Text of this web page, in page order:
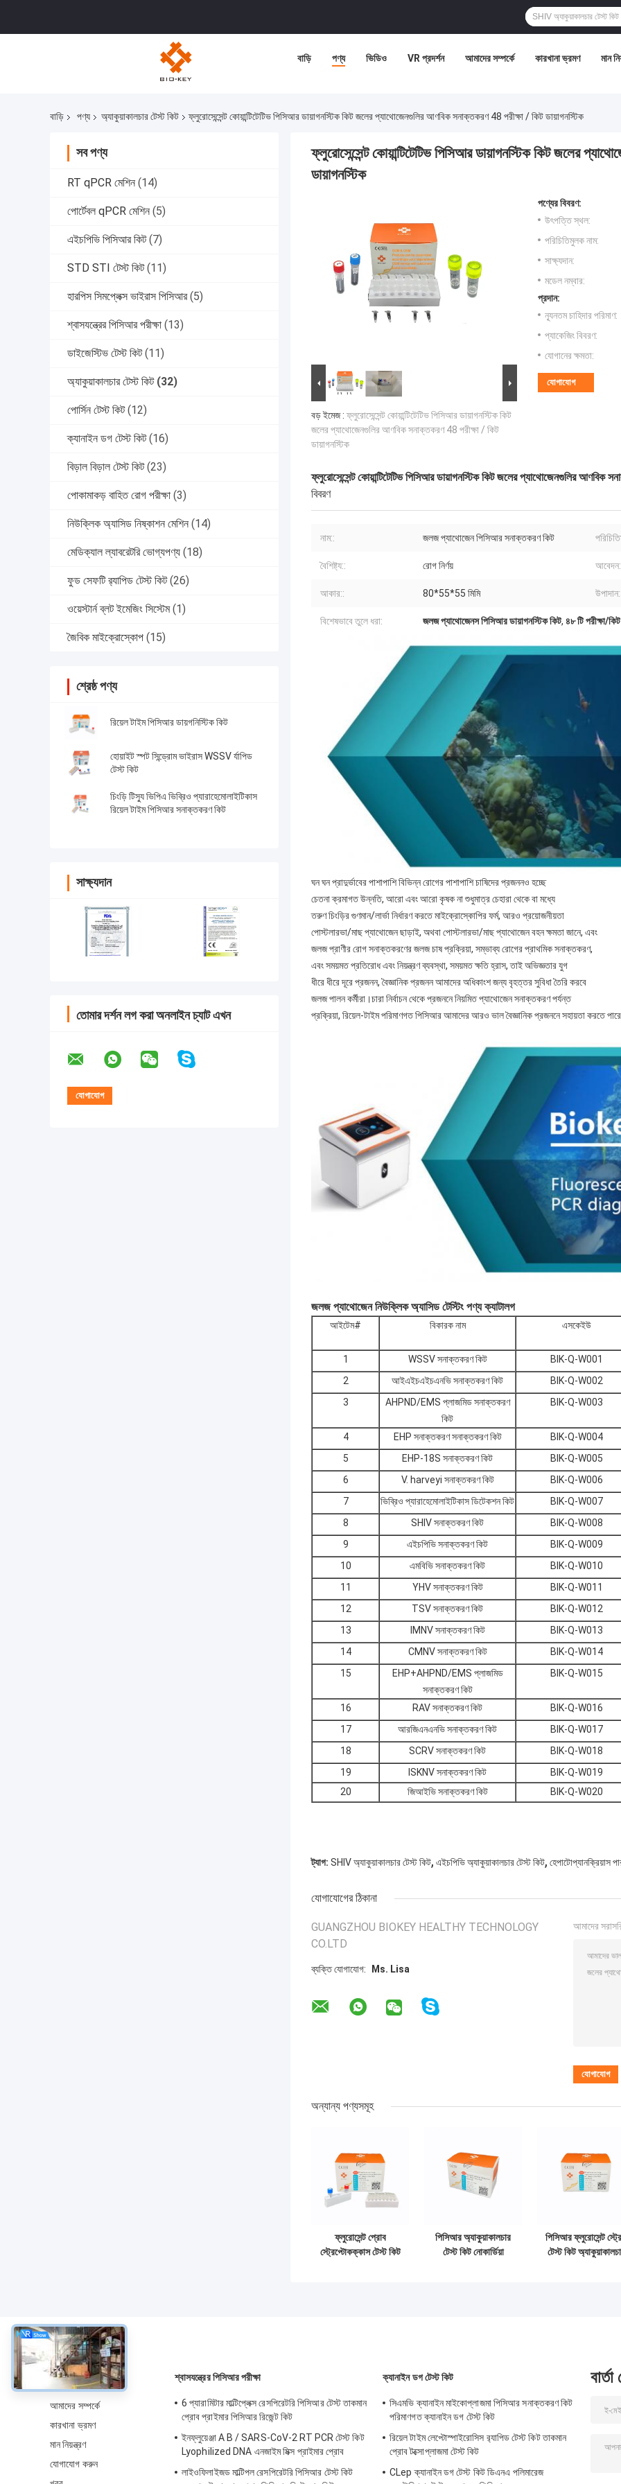
বাড়ি পণ্য ভিডিও VR প্রদর্শন আমাদের সম্পর্কে কারখানা ভ্রমণ মান
বাড়ি পণ্য অ্যাকুয়াকালচার টেস্ট কিট ফ্লুরোসেন্সেন্ট কোয়ান্টিটেটিভ পিসিআর ডায়াগনস্টিক কিট জলের প্যাথোজেনগুলির আণবিক সনাক্তকরণ 48 পরীক্ষা / কিট ডায়াগনস্টিক
সব পণ্য
RT qPCR মেশিন (14)
পোর্টেবল qPCR মেশিন (5)
এইচপিভি পিসিআর কিট (7)
STD STI টেস্ট কিট (11)
হারপিস সিমপ্লেক্স ভাইরাস পিসিআর (5)
শ্বাসযন্ত্রের পিসিআর পরীক্ষা (13)
ডাইজেস্টিভ টেস্ট কিট (11)
অ্যাকুয়াকালচার টেস্ট কিট (32)
পোর্সিন টেস্ট কিট (12)
ক্যানাইন ডগ টেস্ট কিট (16)
বিড়াল বিড়াল টেস্ট কিট (23)
পোকামাকড় বাহিত রোগ পরীক্ষা (3)
নিউক্লিক অ্যাসিড নিষ্কাশন মেশিন (14)
মেডিক্যাল ল্যাবরেটরি ভোগ্যপণ্য (18)
ফুড সেফটি র‍্যাপিড টেস্ট কিট (26)
ওয়েস্টার্ন ব্লট ইমেজিং সিস্টেম (1)
জৈবিক মাইক্রোস্কোপ (15)
শ্রেষ্ঠ পণ্য
রিয়েল টাইম পিসিআর ডায়গনিস্টিক কিট
হোয়াইট স্পট সিন্ড্রোম ভাইরাস WSSV র্যাপিড
টেস্ট কিট
চিংড়ি টিস্যু ভিপিএ ভিব্রিও প্যারাহেমোলাইটিকাস
রিয়েল টাইম পিসিআর সনাক্তকরণ কিট
সাক্ষ্যদান
তোমার দর্শন লগ করা অনলাইন চ্যাট এখন
ফ্লুরোসেন্সেন্ট কোয়ান্টিটেটিভ পিসিআর ডায়াগনস্টিক কিট জলের
ডায়াগনস্টিক
বড় ইমেজ :ফ্লুরোসেন্সেন্ট কোয়ান্টিটেটিভ পিসিআর ডায়াগনস্টিক কিট
জলের প্যাথোজেনগুলির আণবিক সনাক্তকরণ 48 পরীক্ষা / কিট
ডায়াগনস্টিক
পণ্যের বিবরণ:
উৎপত্তি স্থল:
পরিচিতিমুলক নাম:
সাক্ষ্যদান:
মডেল নম্বার:
প্রদান:
ন্যূনতম চাহিদার পরিমাণ:
প্যাকেজিং বিবরণ:
যোগানের ক্ষমতা:
যোগাযোগ
ফ্লুরোসেন্সেন্ট কোয়ান্টিটেটিভ পিসিআর ডায়াগনস্টিক কিট জলের প্যাথোজেনগুলির আণবিক
বিবরণ
নাম:: জলজ প্যাথোজেন পিসিআর সনাক্তকরণ কিট
বৈশিষ্ট্য:: রোগ নির্ণয়
আকার:: 80*55*55 মিমি
বিশেষভাবে তুলে ধরা: জলজ প্যাথোজেনস পিসিআর ডায়াগনস্টিক কিট, ৪৮ টি পরীক্ষা/
ঘন ঘন প্রাদুর্ভাবের পাশাপাশি বিভিন্ন রোগের পাশাপাশি চাষিদের প্রজননও হচ্ছে
চেতনা ক্রমাগত উন্নতি, আরো এবং আরো কৃষক না শুধুমাত্র চেহারা থেকে বা মধ্যে
তরুণ চিংড়ির গুণমান/লার্ভা নির্ধারণ করতে মাইক্রোস্কোপির ফর্ম, আরও প্রয়োজনীয়তা
পোস্টলারভা/মাছ প্যাথোজেন ছাড়াই, অথবা পোস্টলারভা/মাছ প্যাথোজেন বহন ক্ষমতা জানে, এবং
জলজ প্রাণীর রোগ সনাক্তকরণের জলজ চাষ প্রক্রিয়া, সম্ভাব্য রোগের প্রাথমিক সনাক্তকরণ,
এবং সময়মত প্রতিরোধ এবং নিয়ন্ত্রণ ব্যবস্থা, সময়মত ক্ষতি হ্রাস, তাই অভিজ্ঞতার যুগ
ধীরে ধীরে দূরে প্রজনন, বৈজ্ঞানিক প্রজনন আমাদের অধিকাংশ জন্য বৃহত্তর সুবিধা তৈরি করবে
জলজ পালন কর্মীরা।চারা নির্বাচন থেকে প্রজননে নিয়মিত প্যাথোজেন সনাক্তকরণ পর্যন্ত
প্রক্রিয়া, রিয়েল-টাইম পরিমাণগত পিসিআর আমাদের আরও ভাল বৈজ্ঞানিক প্রজননে সহায়তা করতে
জলজ প্যাথোজেন নিউক্লিক অ্যাসিড টেস্টিং পণ্য ক্যাটালগ
আইটেম# বিকারক নাম এসকেইউ
1 WSSV সনাক্তকরণ কিট
BIK-Q-W001
2
আইএইচএইচএনভি সনাক্তকরণ কিট
BIK-Q-W002
3
AHPND/EMS প্লাজমিড সনাক্তকরণ
কিট
BIK-Q-W003
4 EHP সনাক্তকরণ সনাক্তকরণ কিট
BIK-Q-W004
5
EHP-18S সনাক্তকরণ কিট
BIK-Q-W005
6
V. harveyi সনাক্তকরণ কিট
BIK-Q-W006
7
ভিব্রিও প্যারাহেমোলাইটিকাস ডিটেকশন কিট
BIK-Q-W007
8
SHIV সনাক্তকরণ কিট
BIK-Q-W008
9
এইচপিভি সনাক্তকরণ কিট
BIK-Q-W009
10
এমবিভি সনাক্তকরণ কিট
BIK-Q-W010
11
YHV সনাক্তকরণ কিট
BIK-Q-W011
12
TSV সনাক্তকরণ কিট
BIK-Q-W012
13
IMNV সনাক্তকরণ কিট
BIK-Q-W013
14
CMNV সনাক্তকরণ কিট
BIK-Q-W014
15
EHP+AHPND/EMS প্লাজমিড
সনাক্তকরণ কিট
BIK-Q-W015
16 RAV সনাক্তকরণ কিট
BIK-Q-W016
17
আরজিএনএনভি সনাক্তকরণ কিট
BIK-Q-W017
18
SCRV সনাক্তকরণ কিট
BIK-Q-W018
19
ISKNV সনাক্তকরণ কিট
BIK-Q-W019
20
জিআইভি সনাক্তকরণ কিট BIK-Q-W020
ট্যাগ: SHIV অ্যাকুয়াকালচার টেস্ট কিট, এইচপিভি অ্যাকুয়াকালচার টেস্ট কিট, হেপাটোপ্যানক্রিয়াস
যোগাযোগের ঠিকানা
GUANGZHOU BIOKEY HEALTHY TECHNOLOGY
CO.LTD
ব্যক্তি যোগাযোগ: Ms. Lisa
আমাদের
অন্যান্য পণ্যসমূহ
ফ্লুরোসেন্ট প্রোব
স্ট্রেপ্টোকক্কাস টেস্ট কিট
পিসিআর অ্যাকুয়াকালচার
টেস্ট কিট নোকার্ডিয়া
পিসিআর ফ্লুরোসেন্ট
টেস্ট কিট
সম্বন্ধে
আমাদের সম্পর্কে
কারখানা ভ্রমণ
মান নিয়ন্ত্রণ
যোগাযোগ করুন
শ্বাসযন্ত্রের পিসিআর পরীক্ষা
6 প্যারামিটার মাল্টিপ্লেক্স রেসপিরেটরি পিসিআর টেস্ট তাকমান
প্রোব প্রাইমার পিসিআর রিজেন্ট কিট
ইনফ্লুয়েঞ্জা A B / SARS-CoV-2 RT PCR টেস্ট কিট
Lyophilized DNA এনজাইম মিক্স প্রাইমার প্রোব
লাইওফিলাইজড মাল্টিপল রেসপিরেটরি পিসিআর টেস্ট কিট
ক্যানাইন ডগ টেস্ট কিট
সিএমভি ক্যানাইন মাইকোপ্লাজমা পিসিআর সনাক্তকরণ কিট
পরিমাণগত ক্যানাইন ডগ টেস্ট কিট
রিয়েল টাইম লেপ্টোস্পাইরোসিস র‌্যাপিড টেস্ট কিট তাকমান
প্রোব টক্সোপ্লাজমা টেস্ট কিট
CLep ক্যানাইন ডগ টেস্ট কিট ডিএনএ পলিমারেজ